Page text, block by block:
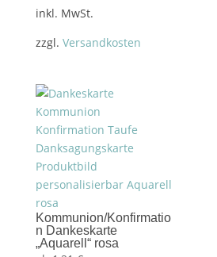
inkl. MwSt.
zzgl. Versandkosten
Kommunion/Konfirmatio
n Dankeskarte
„Aquarell“ rosa